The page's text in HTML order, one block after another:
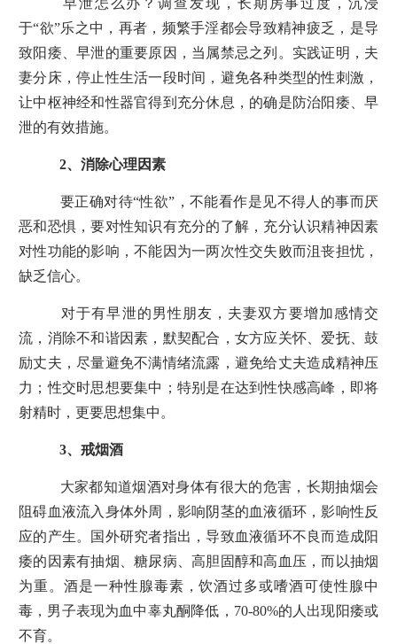
于“欲”乐之中，再者，频繁手淫都会导致精神疲乏，是导
致阳痿、早泄的重要原因，当属禁忌之列。实践证明，夫
妻分床，停止性生活一段时间，避免各种类型的性刺激，
让中枢神经和性器官得到充分休息，的确是防治阳痿、早
泄的有效措施。
2、消除心理因素
要正确对待“性欲”，不能看作是见不得人的事而厌
恶和恐惧，要对性知识有充分的了解，充分认识精神因素
对性功能的影响，不能因为一两次性交失败而沮丧担忧，
缺乏信心。
对于有早泄的男性朋友，夫妻双方要增加感情交
流，消除不和谐因素，默契配合，女方应关怀、爱抚、鼓
励丈夫，尽量避免不满情绪流露，避免给丈夫造成精神压
力；性交时思想要集中；特别是在达到性快感高峰，即将
射精时，更要思想集中。
3、戒烟酒
大家都知道烟酒对身体有很大的危害，长期抽烟会
阻碍血液流入身体外周，影响阴茎的血液循环，影响性反
应的产生。国外研究者指出，导致血液循环不良而造成阳
痿的因素有抽烟、糖尿病、高胆固醇和高血压，而以抽烟
为重。酒是一种性腺毒素，饮酒过多或嗜酒可使性腺中
毒，男子表现为血中辜丸酮降低，70-80%的人出现阳痿或
不育。